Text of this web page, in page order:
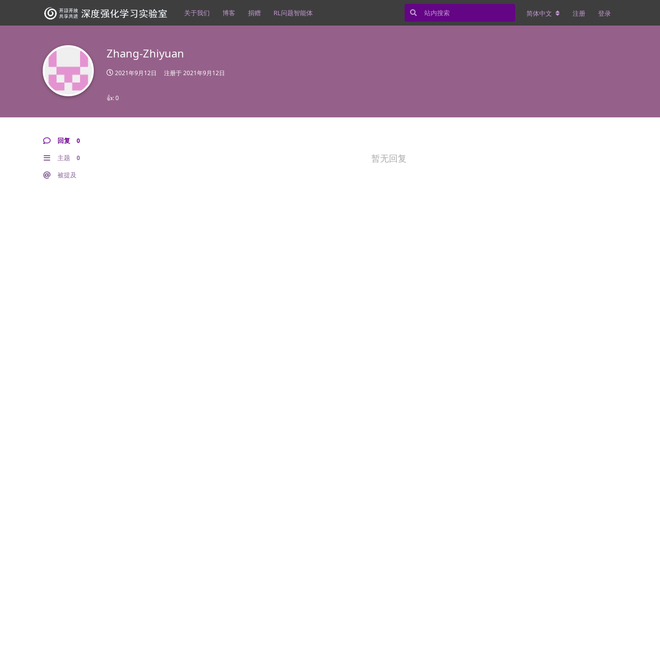
关于我们 博客 捐赠 RL问题智能体 简体中文 注册 登录
Zhang-Zhiyuan
2021年9月12日 注册于2021年9月12日
👍:0
回复 0
主题 0
被提及
暂无回复